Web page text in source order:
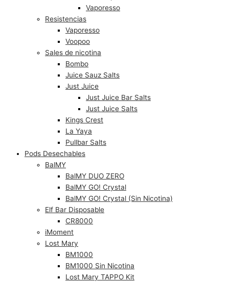
Vaporesso
Resistencias
Vaporesso
Voopoo
Sales de nicotina
Bombo
Juice Sauz Salts
Just Juice
Just Juice Bar Salts
Just Juice Salts
Kings Crest
La Yaya
Pullbar Salts
Pods Desechables
BalMY
BalMY DUO ZERO
BalMY GO! Crystal
BalMY GO! Crystal (Sin Nicotina)
Elf Bar Disposable
CR8000
iMoment
Lost Mary
BM1000
BM1000 Sin Nicotina
Lost Mary TAPPO Kit